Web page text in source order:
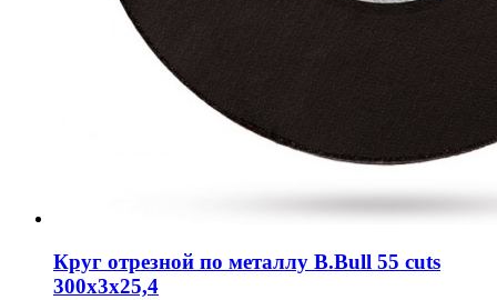
Круг отрезной по металлу B.Bull 55 cuts
300х3х25,4